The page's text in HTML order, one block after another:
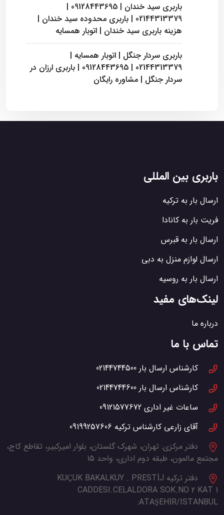
باربری سید خندان | 09128443695 |
02144313379 | باربری محدوده سید خندان |
هزینه باربری سید خندان | اتوبار همسایه
باربری سردار جنگل | اتوبار همسایه |
02144313379 | 09128443695 | باربری ارزان در
سردار جنگل | مشاوره رایگان
باربری بین المللی
ارسال بار به ترکیه
فریت بار به کانادا
ارسال بار به قبرس
ارسال لوازم منزل به دبی
ارسال بار به روسیه
لینک‌های مفید
درباره ما
تماس با ما
کارشناس ارسال بار 02144744500
کارشناس ارسال بار 02144744600
ساعات غیر اداری 09121577672
آقای زارعی کارشناس ترکیه 09199257606
دفتر مرکزی: تهران، شهرک گلستان، بلوار امیرکبیر، تقاطع کاج،
مجتمع مالمون، طبقه دوم اداری، واحد 15
دفتر ترکیه KUÇUK BAKALKUY . PRESTİJ
CADDESI.CELALDORA SOK.NO 2 KAT 1
ATAŞEHİR/ISTANBUL: